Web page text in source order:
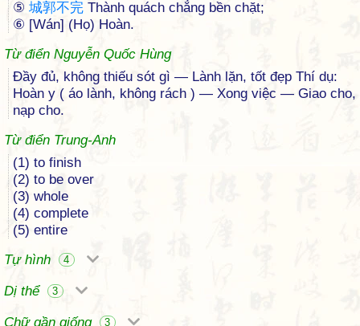
⑤ 城郭不完 Thành quách chẳng bền chặt;
⑥ [Wán] (Họ) Hoàn.
Từ điển Nguyễn Quốc Hùng
Đầy đủ, không thiếu sót gì — Lành lặn, tốt đẹp Thí dụ:
Hoàn y ( áo lành, không rách ) — Xong việc — Giao cho,
nạp cho.
Từ điển Trung-Anh
(1) to finish
(2) to be over
(3) whole
(4) complete
(5) entire
Tự hình
4
Dị thể 3
Chữ gần giống 3